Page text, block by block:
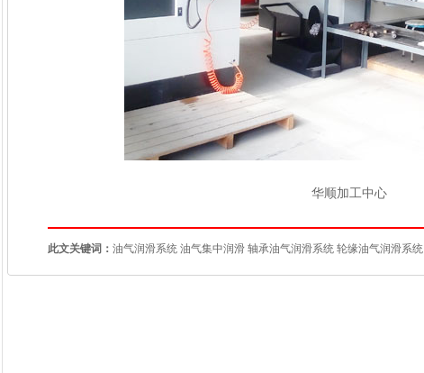
华顺加工中心
此文关键词： 油气润滑系统 油气集中润滑 轴承油气润滑系统 轮缘油气润滑系统